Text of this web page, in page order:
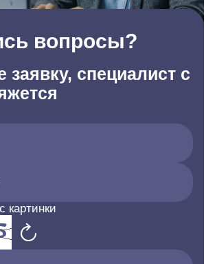
вопросы?
заявку, специалист с
картинки